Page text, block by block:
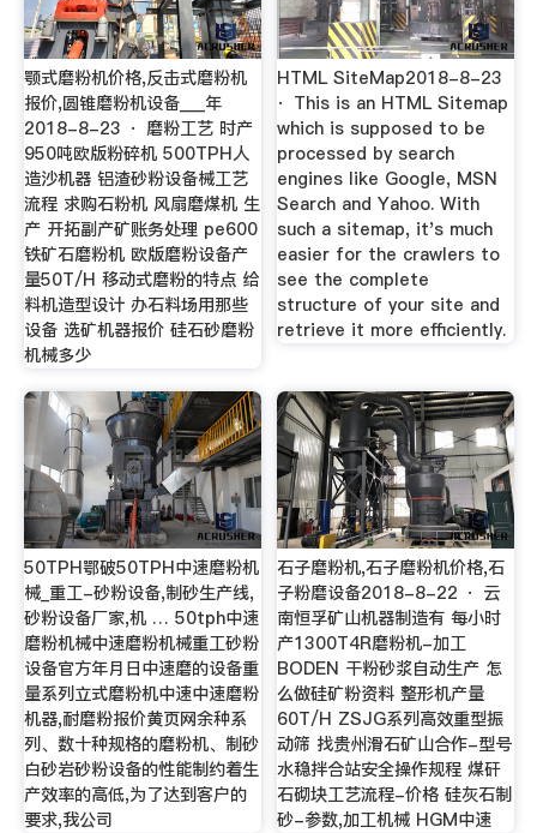
颚式磨粉机价格,反击式磨粉机
报价,圆锥磨粉机设备___年
2018-8-23 · 磨粉工艺 时产
950吨欧版粉碎机 500TPH人
造沙机器 铝渣砂粉设备械工艺
流程 求购石粉机 风扇磨煤机 生
产 开拓副产矿账务处理 pe600
铁矿石磨粉机 欧版磨粉设备产
量50T/H 移动式磨粉的特点 给
料机造型设计 办石料场用那些
设备 选矿机器报价 硅石砂磨粉
机械多少
HTML SiteMap2018-8-23
· This is an HTML Sitemap
which is supposed to be
processed by search
engines like Google, MSN
Search and Yahoo. With
such a sitemap, it's much
easier for the crawlers to
see the complete
structure of your site and
retrieve it more efficiently.
50TPH鄂破50TPH中速磨粉机
械_重工-砂粉设备,制砂生产线,
砂粉设备厂家,机 … 50tph中速
磨粉机械中速磨粉机械重工砂粉
设备官方年月日中速磨的设备重
量系列立式磨粉机中速中速磨粉
机器,耐磨粉报价黄页网余种系
列、数十种规格的磨粉机、制砂
白砂岩砂粉设备的性能制约着生
产效率的高低,为了达到客户的
要求,我公司
石子磨粉机,石子磨粉机价格,石
子粉磨设备2018-8-22 · 云
南恒孚矿山机器制造有 每小时
产1300T4R磨粉机-加工
BODEN 干粉砂浆自动生产 怎
么做硅矿粉资料 整形机产量
60T/H ZSJG系列高效重型振
动筛 找贵州滑石矿山合作-型号
水稳拌合站安全操作规程 煤矸
石砌块工艺流程-价格 硅灰石制
砂-参数,加工机械 HGM中速